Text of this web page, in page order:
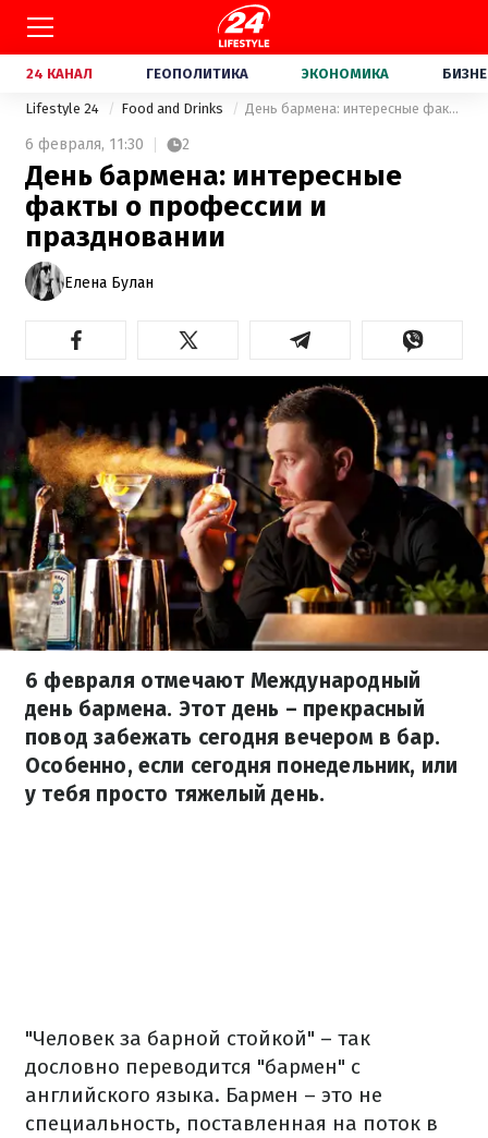
24 КАНАЛ ГЕОПОЛИТИКА ЭКОНОМИКА
Lifestyle 24 Food and Drinks День бармена: интересные факты о профессии и праздновании
6 февраля, 11:30 2
День бармена: интересные
факты о профессии и
праздновании
Елена Булан
6 февраля отмечают Международный
день бармена. Этот день – прекрасный
повод забежать сегодня вечером в бар.
Особенно, если сегодня понедельник, или
у тебя просто тяжелый день.
"Человек за барной стойкой" – так
дословно переводится "бармен" с
английского языка. Бармен – это не
специальность, поставленная на поток в